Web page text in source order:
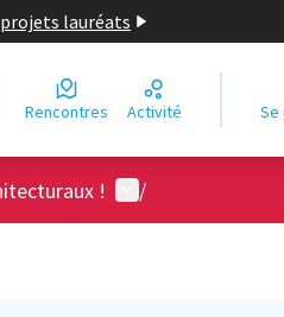
lauréats
Rencontres Activité
! Menu utilisateur
/